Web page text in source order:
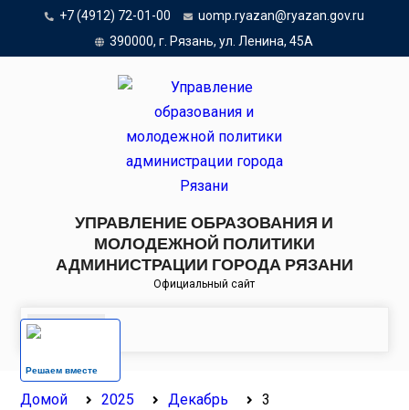
Перейти
содержанию
+7 (4912) 72-01-00
uomp.ryazan@ryazan.gov.ru
390000, г. Рязань, ул. Ленина, 45А
Решаем вместе
УПРАВЛЕНИЕ ОБРАЗОВАНИЯ И
МОЛОДЕЖНОЙ ПОЛИТИКИ
АДМИНИСТРАЦИИ ГОРОДА РЯЗАНИ
Официальный сайт
Домой 2025 Декабрь 3